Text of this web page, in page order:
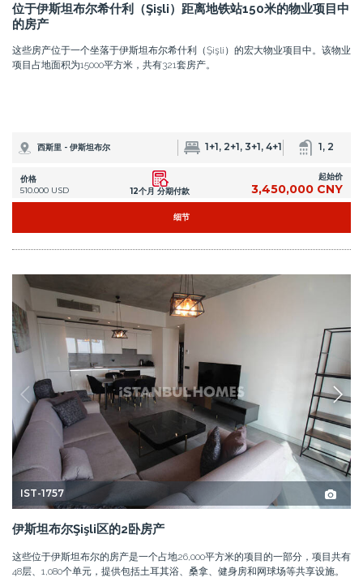
位于伊斯坦布尔希什利（Şişli）距离地铁站150米的物业项目中
的房产
这些房产位于一个坐落于伊斯坦布尔希什利（Şişli）的宏大物业项目中。该物业
项目占地面积为15000平方米，共有321套房产。
西斯里 - 伊斯坦布尔 1+1, 2+1, 3+1, 4+1 1, 2
价格
510.000 USD
12个月 分期付款
起始价
3,450,000 CNY
细节
IST-1757
伊斯坦布尔Şişli区的2卧房产
这些位于伊斯坦布尔的房产是一个占地26,000平方米的项目的一部分，项目共有
48层、1,080个单元，提供包括土耳其浴、桑拿、健身房和网球场等共享设施。